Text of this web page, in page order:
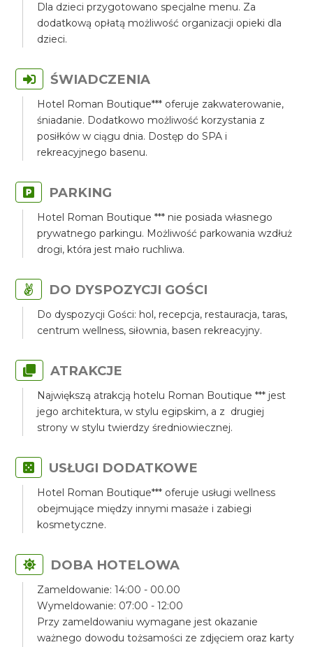
Dla dzieci przygotowano specjalne menu. Za
dodatkową opłatą możliwość organizacji opieki dla
dzieci.
ŚWIADCZENIA
Hotel Roman Boutique*** oferuje zakwaterowanie,
śniadanie. Dodatkowo możliwość korzystania z
posiłków w ciągu dnia. Dostęp do SPA i
rekreacyjnego basenu.
PARKING
Hotel Roman Boutique *** nie posiada własnego
prywatnego parkingu. Możliwość parkowania wzdłuż
drogi, która jest mało ruchliwa.
DO DYSPOZYCJI GOŚCI
Do dyspozycji Gości: hol, recepcja, restauracja, taras,
centrum wellness, siłownia, basen rekreacyjny.
ATRAKCJE
Największą atrakcją hotelu Roman Boutique *** jest
jego architektura, w stylu egipskim, a z drugiej
strony w stylu twierdzy średniowiecznej.
USŁUGI DODATKOWE
Hotel Roman Boutique*** oferuje usługi wellness
obejmujące między innymi masaże i zabiegi
kosmetyczne.
DOBA HOTELOWA
Zameldowanie: 14:00 - 00.00
Wymeldowanie: 07:00 - 12:00
Przy zameldowaniu wymagane jest okazanie
ważnego dowodu tożsamości ze zdjęciem oraz karty